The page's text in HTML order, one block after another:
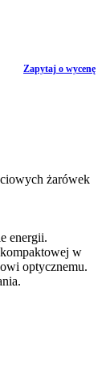
Zapytaj o wycenę
żarówek
energii.
w
optycznemu.